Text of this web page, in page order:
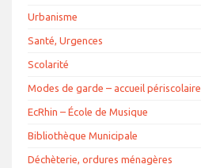
Urbanisme
Santé, Urgences
Scolarité
Modes de garde – accueil périscolaire
EcRhin – École de Musique
Bibliothèque Municipale
Déchèterie, ordures ménagères